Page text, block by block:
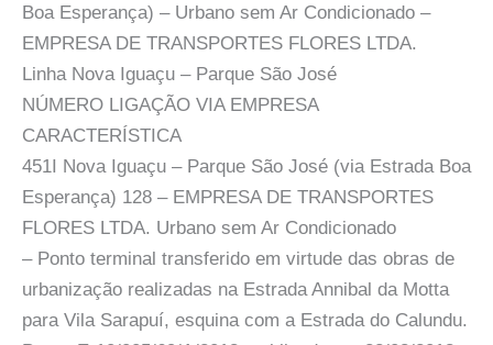
Boa Esperança) – Urbano sem Ar Condicionado –
EMPRESA DE TRANSPORTES FLORES LTDA.
Linha Nova Iguaçu – Parque São José
NÚMERO LIGAÇÃO VIA EMPRESA
CARACTERÍSTICA
451I Nova Iguaçu – Parque São José (via Estrada Boa
Esperança) 128 – EMPRESA DE TRANSPORTES
FLORES LTDA. Urbano sem Ar Condicionado
– Ponto terminal transferido em virtude das obras de
urbanização realizadas na Estrada Annibal da Motta
para Vila Sarapuí, esquina com a Estrada do Calundu.